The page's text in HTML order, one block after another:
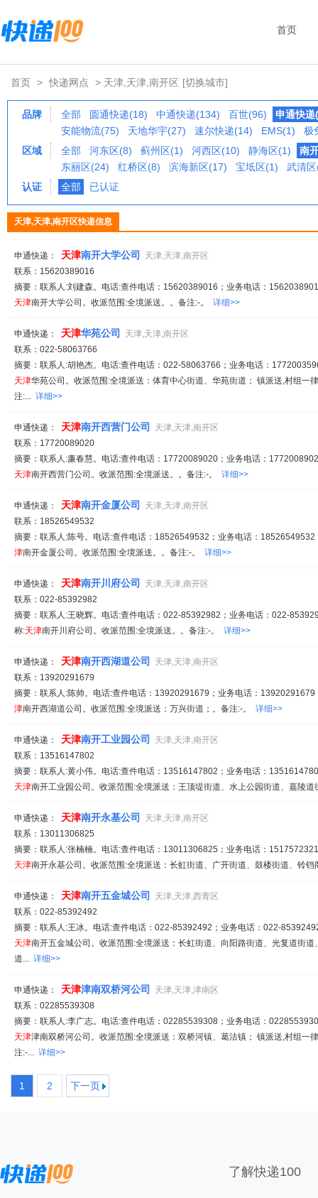
首页
首页 > 快递网点 > 天津,天津,南开区 [切换城市]
品牌 全部 圆通快递(18) 中通快递(134) 百世(96)
申通快递
安能物流(75)
天地华宇(27) 速尔快递(14) EMS(1)
极
区域
全部 河东区(8) 蓟州区(1) 河西区(10) 静海区(1)
南
东丽区(24)
红桥区(8) 滨海新区(17) 宝坻区(1)
武清
认证
全部 已认证
天津,天津,南开区快递信息
申通快递： 天津南开大学公司
天津,天津,南开区
联系：15620389016
摘要：联系人:刘建森。电话:查件电话：15620389016；业务电话：
天津南开大学公司。收派范围:全境派送。。备注:-。 详细>>
申通快递： 天津华苑公司
天津,天津,南开区
联系：022-58063766
摘要：联系人:胡艳杰。电话:查件电话：022-58063766；业务电话：
天津华苑公司。收派范围:全境派送：体育中心街道、华苑街道； 镇派送,村组一
注:... 详细>>
申通快递： 天津南开西营门公司
天津,天津,南开区
联系：17720089020
摘要：联系人:廉春慧。电话:查件电话：17720089020；业务电话：
天津南开西营门公司。收派范围:全境派送。。备注:-。 详细>>
申通快递： 天津南开金厦公司
天津,天津,南开区
联系：18526549532
摘要：联系人:陈号。电话:查件电话：18526549532；业务电话：
津南开金厦公司。收派范围:全境派送。。备注:-。 详细>>
申通快递： 天津南开川府公司
天津,天津,南开区
联系：022-85392982
摘要：联系人:王晓辉。电话:查件电话：022-85392982；业务电话：022-
称:天津南开川府公司。收派范围:全境派送。。备注:-。 详细>>
申通快递： 天津南开西湖道公司
天津,天津,南开区
联系：13920291679
摘要：联系人:陈帅。电话:查件电话：13920291679；业务电话：
津南开西湖道公司。收派范围:全境派送：万兴街道；。备注:-。 详细>>
申通快递： 天津南开工业园公司
天津,天津,南开区
联系：13516147802
摘要：联系人:黄小伟。电话:查件电话：13516147802；业务电话：
天津南开工业园公司。收派范围:全境派送：王顶堤街道、水上公园街道、嘉陵
申通快递： 天津南开永基公司
天津,天津,南开区
联系：13011306825
摘要：联系人:张楠楠。电话:查件电话：13011306825；业务电话：
天津南开永基公司。收派范围:全境派送：长虹街道、广开街道、鼓楼街道、铃
申通快递： 天津南开五金城公司
天津,天津,西青区
联系：022-85392492
摘要：联系人:王冰。电话:查件电话：022-85392492；业务电话：022-
天津南开五金城公司。收派范围:全境派送：长虹街道、向阳路街道、光复道街
道... 详细>>
申通快递： 天津津南双桥河公司
天津,天津,津南区
联系：02285539308
摘要：联系人:李广志。电话:查件电话：02285539308；业务电话：
天津津南双桥河公司。收派范围:全境派送：双桥河镇、葛沽镇； 镇派送,村组一
注:-... 详细>>
1 2 下一页
了解快递100